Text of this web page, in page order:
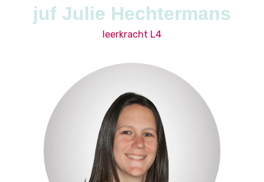
juf Julie Hechtermans
leerkracht L4